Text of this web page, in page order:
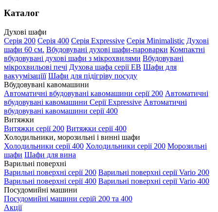
Каталог
Духові шафи
Серія 200 Серія 400 Серія Expressive Серія Minimalistic Духові
шафи 60 см. Вбудовувані духові шафи-пароварки Компактні
вбудовувані духові шафи з мікрохвилями Вбудовувані
мікрохвильові печі Духова шафа серії EB Шафи для
вакуумізаціїї Шафи для підігріву посуду
Вбудовувані кавомашини
Автоматичні вбудовувані кавомашини серії 200 Автоматичні
вбудовувані кавомашини Серії Expressive Автоматичні
вбудовувані кавомашини серії 400
Витяжки
Витяжки серії 200 Витяжки серії 400
Холодильники, морозильні і винні шафи
Холодильники серії 400 Холодильники серії 200 Морозильні
шафи Шафи для вина
Варильні поверхні
Варильні поверхні серії 200 Варильні поверхні серії Vario 200
Варильні поверхні серії 400 Варильні поверхні серії Vario 400
Посудомийні машини
Посудомийні машини серій 200 та 400
Акції